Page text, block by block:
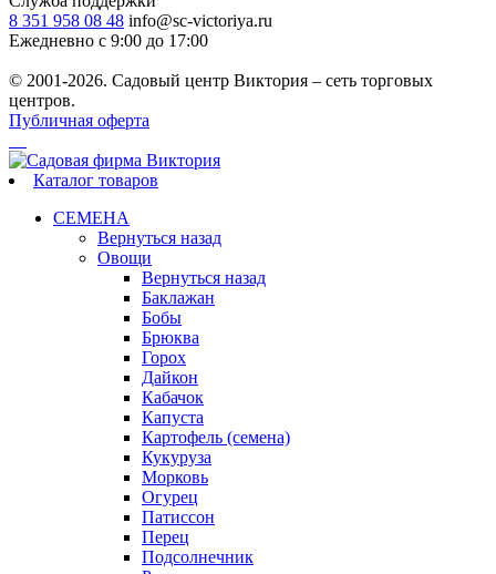
8 351 958 08 48 info@sc-victoriya.ru
Ежедневно с 9:00 до 17:00
© 2001-2026. Садовый центр Виктория – сеть торговых
центров.
Публичная оферта
Каталог товаров
СЕМЕНА
Вернуться назад
Овощи
Вернуться назад
Баклажан
Бобы
Брюква
Горох
Дайкон
Кабачок
Капуста
Картофель (семена)
Кукуруза
Морковь
Огурец
Патиссон
Перец
Подсолнечник